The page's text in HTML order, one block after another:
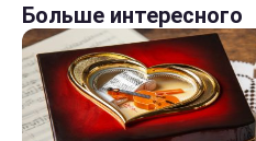
Больше интересного